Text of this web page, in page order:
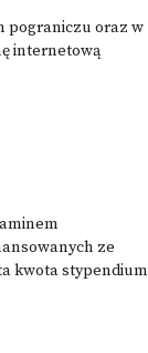
pograniczu oraz w
internetową
ze
kwota stypendium